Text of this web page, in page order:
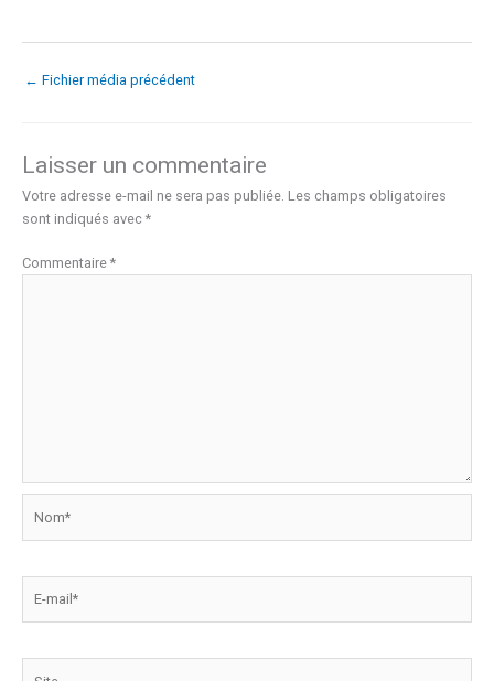
← Fichier média précédent
Laisser un commentaire
Votre adresse e-mail ne sera pas publiée. Les champs obligatoires
sont indiqués avec *
Commentaire *